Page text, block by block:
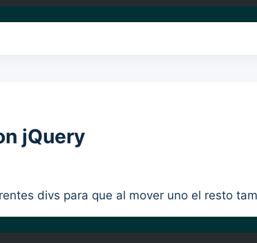
jQuery
divs para que al mover uno el resto